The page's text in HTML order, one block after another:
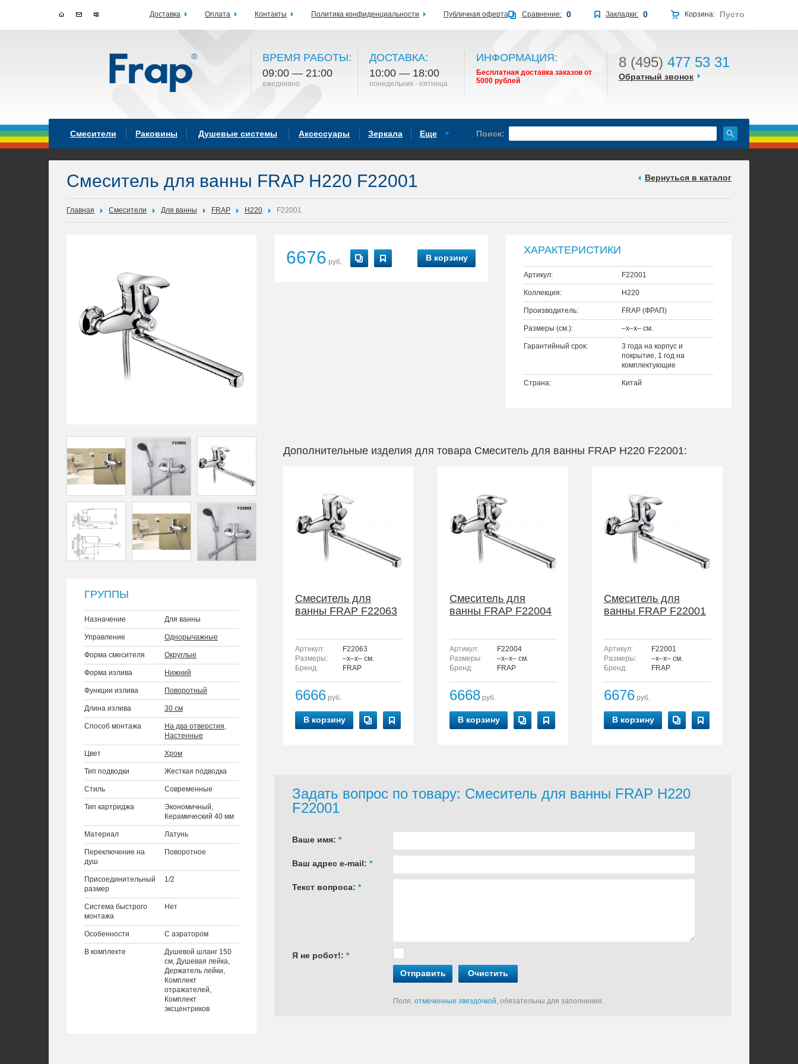
ВРЕМЯ РАБОТЫ:
09:00 — 21:00
ежедневно
ДОСТАВКА:
10:00 — 18:00
понедельник - пятница
ИНФОРМАЦИЯ:
Бесплатная доставка заказов от
5000 рублей
8 (495) 477 53 31
Обратный звонок
Смесители Раковины Душевые системы Аксессуары Зеркала Еще Поиск:
Смеситель для ванны FRAP H220 F22001 Вернуться в каталог
Главная Смесители Для ванны FRAP H220 F22001
ГРУППЫ
Назначение Для ванны
Управление Однорычажные
Форма смесителя Округлые
Форма излива Нижний
Функции излива Поворотный
Длина излива 30 см
Способ монтажа На два отверстия,
Настенные
Цвет Хром
Тип подводки Жесткая подводка
Стиль Современные
Тип картриджа
Экономичный,
Керамический 40 мм
Материал Латунь
Переключение на
душ
Поворотное
Присоединительный
размер
1/2
Система быстрого
монтажа
Нет
Особенности С аэратором
В комплекте
Душевой шланг 150
см, Душевая лейка,
Держатель лейки,
Комплект
отражателей,
Комплект
эксцентриков
6676 руб. В корзину
ХАРАКТЕРИСТИКИ
Артикул: F22001
Коллекция: H220
Производитель: FRAP (ФРАП)
Размеры (см.): –x–x– см.
Гарантийный срок:
3 года на корпус и
покрытие, 1 год на
комплектующие
Страна: Китай
Дополнительные изделия для товара Смеситель для ванны FRAP H220 F22001:
Смеситель для
ванны FRAP F22063
Артикул:
F22063
Размеры:
–x–x– см.
Бренд:
FRAP
6666 руб.
В корзину
Смеситель для
ванны FRAP F22004
Артикул:
F22004
Размеры:
–x–x– см.
Бренд:
FRAP
6668 руб.
В корзину
Смеситель для
ванны FRAP F22001
Артикул:
F22001
Размеры:
–x–x– см.
Бренд:
FRAP
6676 руб.
В корзину
Задать вопрос по товару: Смеситель для ванны FRAP H220
F22001
Ваше имя: *
Ваш адрес e-mail: *
Текст вопроса: *
Я не робот!: *
Отправить
Очистить
Поля, отмеченные звездочкой, обязательны для заполнения.
Доставка Оплата Контакты Политика конфиденциальности Публичная оферта Корзина: Пусто
Закладки: 0
Сравнение: 0